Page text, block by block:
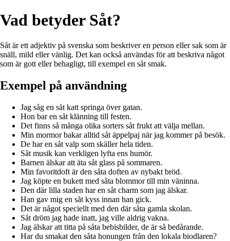
Vad betyder Såt?
Såt är ett adjektiv på svenska som beskriver en person eller sak som är
snäll, mild eller vänlig. Det kan också användas för att beskriva något
som är gott eller behagligt, till exempel en såt smak.
Exempel på användning
Jag såg en såt katt springa över gatan.
Hon bar en såt klänning till festen.
Det finns så många olika sorters såt frukt att välja mellan.
Min mormor bakar alltid såt äppelpaj när jag kommer på besök.
De har en såt valp som skäller hela tiden.
Såt musik kan verkligen lyfta ens humör.
Barnen älskar att äta såt glass på sommaren.
Min favoritdoft är den såta doften av nybakt bröd.
Jag köpte en bukett med såta blommor till min väninna.
Den där lilla staden har en såt charm som jag älskar.
Han gav mig en såt kyss innan han gick.
Det är något speciellt med den där såta gamla skolan.
Såt dröm jag hade inatt, jag ville aldrig vakna.
Jag älskar att titta på såta bebisbilder, de är så bedårande.
Har du smakat den såta honungen från den lokala biodlaren?